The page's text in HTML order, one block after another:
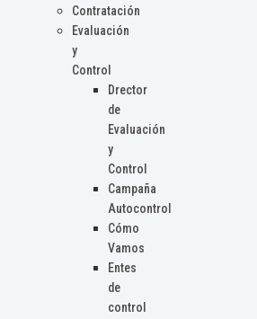
Contratación
Evaluación
y
Control
Drector
de
Evaluación
y
Control
Campaña
Autocontrol
Cómo
Vamos
Entes
de
control